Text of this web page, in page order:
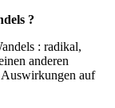
?
: radikal,
anderen
Auswirkungen auf